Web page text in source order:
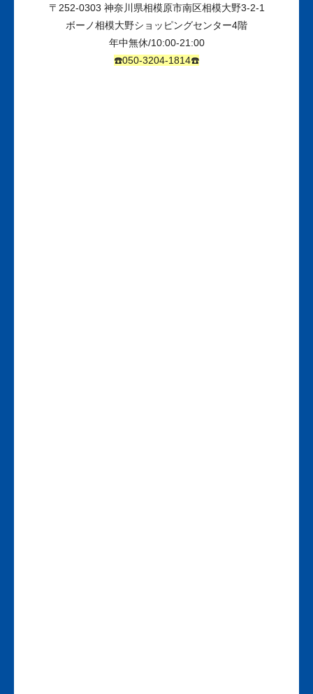
〒 252-0303 神奈川県相模原市南区相模大野3-2-1
ボーノ相模大野ショッピングセンター4階
年中無休/10:00-21:00
☎️050-3204-1814☎️